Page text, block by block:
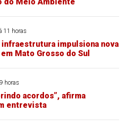
do Meio Ambiente
11 horas
infraestrutura impulsiona nova
Mato Grosso do Sul
horas
acordos”, afirma
entrevista